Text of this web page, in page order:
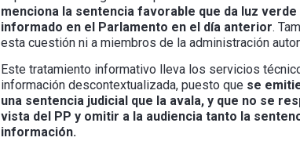
menciona la sentencia favorable que da luz
informado en el Parlamento en el día anterior.
esta cuestión ni a miembros de la administración
Este tratamiento informativo lleva los servicios
información descontextualizada, puesto que se
una sentencia judicial que la avala, y que no se
vista del PP y omitir a la audiencia tanto la
información.